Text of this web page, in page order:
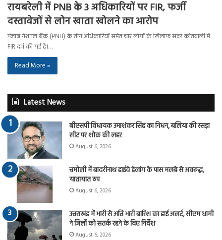
रायबरेली में PNB के 3 अधिकारियों पर FIR, फर्जी
दस्तावेजों से लोन खाता खोलने का आरोप
पंजाब नेशनल बैंक (PNB) के तीन अधिकारियों समेत चार लोगों के खिलाफ सदर कोतवाली में
FIR दर्ज की गई है।…
Read More »
Latest News
बीएसपी विधायक उमाशंकर सिंह का निधन, बलिया की रसड़ा
सीट पर शोक की लहर
August 6, 2026
चमोली में बादरीनाथ हाईवे हेलांग के पास मलबे से अवरुद्ध,
यातायात ठप
August 6, 2026
उत्तराखंड में भारी से अति भारी बारिश का हाई अलर्ट, सीएम धामी
ने जिलों को सतर्क रहने के दिए निर्देश
August 6, 2026